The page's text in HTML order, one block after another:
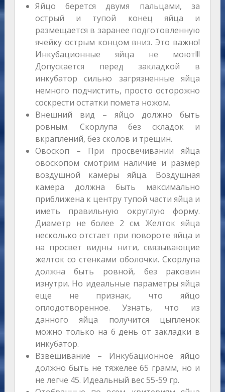
Яйцо берется двумя пальцами, за
острый и тупой конец яйца и
размещается в заранее подготовленную
ячейку острым концом вниз. Это важно!
Инкубационные яйца не моют!!!
Допускается перед закладкой в
инкубатор сильно загрязненные яйца
немного подчистить, просто осторожно
соскрести остатки помета ножом.
Внешний вид – яйцо должно быть
ровным. Скорлупа без складок и
вкраплений, без сколов и трещин.
Овоскоп – При просвечивании яйца
овоскопом смотрим наличие и размер
воздушной камеры яйца. Воздушная
камера должна быть максимально
приближена к центру тупой части яйца и
иметь правильную округлую форму.
Диаметр не более 2 см. Желток яйца
несколько отстает при повороте яйца и
на просвет видны нити, связывающие
желток со стенками оболочки. Скорлупа
должна быть ровной, без раковин
изнутри. Но идеальные параметры яйца
еще не признак, что яйцо
оплодотворенное. Узнать, что из
данного яйца получится цыпленок
можно только на 6 день от закладки в
инкубатор.
Взвешивание – Инкубационное яйцо
должно быть не тяжелее 65 грамм, но и
не легче 45. Идеальный вес 55-59 гр.